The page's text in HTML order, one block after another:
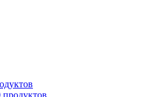
продуктов